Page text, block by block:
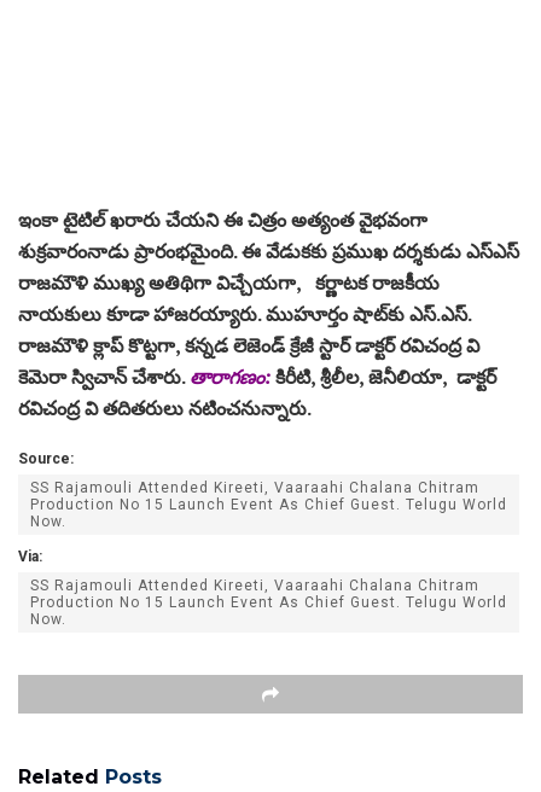
రవిచంద్ర వి త‌దిత‌రులు న‌టించ‌నున్నారు.
Source:
SS Rajamouli Attended Kireeti, Vaaraahi Chalana Chitram
Production No 15 Launch Event As Chief Guest. Telugu World
Now.
Via:
SS Rajamouli Attended Kireeti, Vaaraahi Chalana Chitram
Production No 15 Launch Event As Chief Guest. Telugu World
RelatedPosts